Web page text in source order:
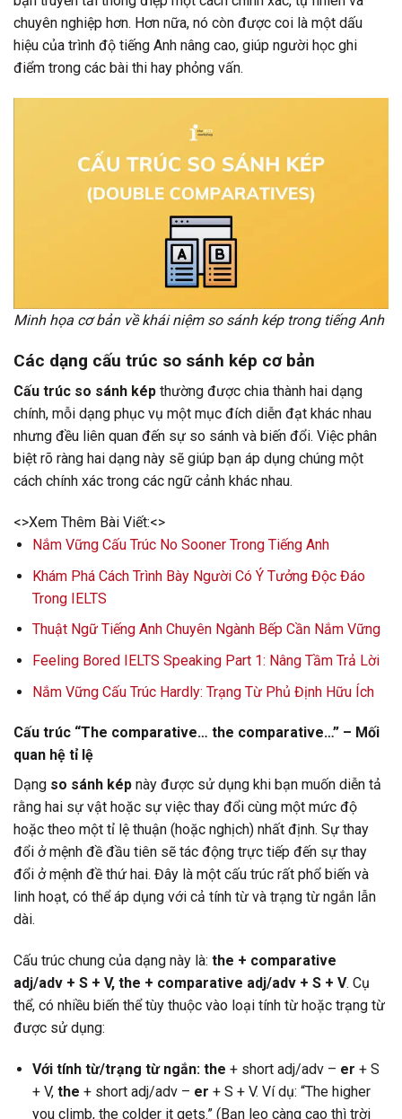
chuyên nghiệp hơn. Hơn nữa, nó còn được coi là một dấu
hiệu của trình độ tiếng Anh nâng cao, giúp người học ghi
điểm trong các bài thi hay phỏng vấn.
Minh họa cơ bản về khái niệm so sánh kép trong tiếng Anh
Các dạng cấu trúc so sánh kép cơ bản
Cấu trúc so sánh kép thường được chia thành hai dạng
chính, mỗi dạng phục vụ một mục đích diễn đạt khác nhau
nhưng đều liên quan đến sự so sánh và biến đổi. Việc phân
biệt rõ ràng hai dạng này sẽ giúp bạn áp dụng chúng một
cách chính xác trong các ngữ cảnh khác nhau.
<>Xem Thêm Bài Viết:<>
Nắm Vững Cấu Trúc No Sooner Trong Tiếng Anh
Khám Phá Cách Trình Bày Người Có Ý Tưởng Độc Đáo
Trong IELTS
Thuật Ngữ Tiếng Anh Chuyên Ngành Bếp Cần Nắm Vững
Feeling Bored IELTS Speaking Part 1: Nâng Tầm Trả Lời
Nắm Vững Cấu Trúc Hardly: Trạng Từ Phủ Định Hữu Ích
Cấu trúc “The comparative… the comparative…” – Mối
quan hệ tỉ lệ
Dạng so sánh kép này được sử dụng khi bạn muốn diễn tả
rằng hai sự vật hoặc sự việc thay đổi cùng một mức độ
hoặc theo một tỉ lệ thuận (hoặc nghịch) nhất định. Sự thay
đổi ở mệnh đề đầu tiên sẽ tác động trực tiếp đến sự thay
đổi ở mệnh đề thứ hai. Đây là một cấu trúc rất phổ biến và
linh hoạt, có thể áp dụng với cả tính từ và trạng từ ngắn lẫn
dài.
Cấu trúc chung của dạng này là: the + comparative
adj/adv + S + V, the + comparative adj/adv + S + V. Cụ
thể, có nhiều biến thể tùy thuộc vào loại tính từ hoặc trạng từ
được sử dụng:
Với tính từ/trạng từ ngắn: the + short adj/adv – er + S
+ V, the + short adj/adv – er + S + V. Ví dụ: “The higher
you climb, the colder it gets.” (Bạn leo càng cao thì trời